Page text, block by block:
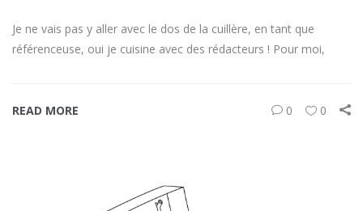
Je ne vais pas y aller avec le dos de la cuillère, en tant que
référenceuse, oui je cuisine avec des rédacteurs ! Pour moi,
READ MORE 0 0